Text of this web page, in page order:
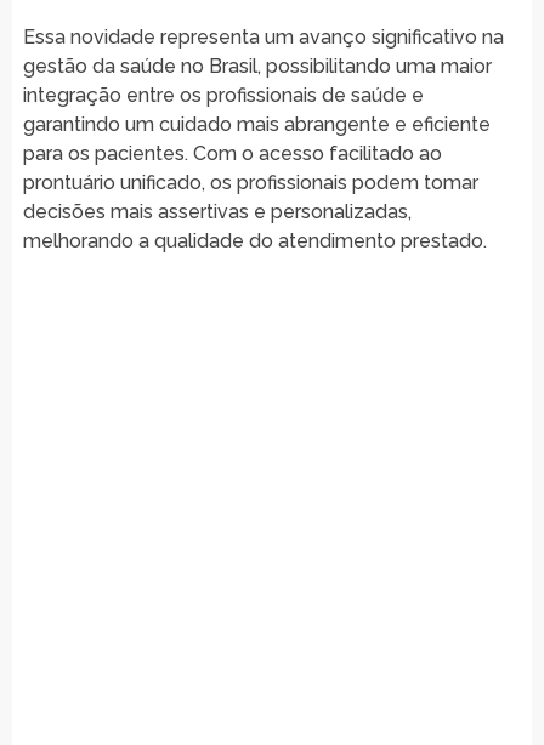
Essa novidade representa um avanço significativo na
gestão da saúde no Brasil, possibilitando uma maior
integração entre os profissionais de saúde e
garantindo um cuidado mais abrangente e eficiente
para os pacientes. Com o acesso facilitado ao
prontuário unificado, os profissionais podem tomar
decisões mais assertivas e personalizadas,
melhorando a qualidade do atendimento prestado.